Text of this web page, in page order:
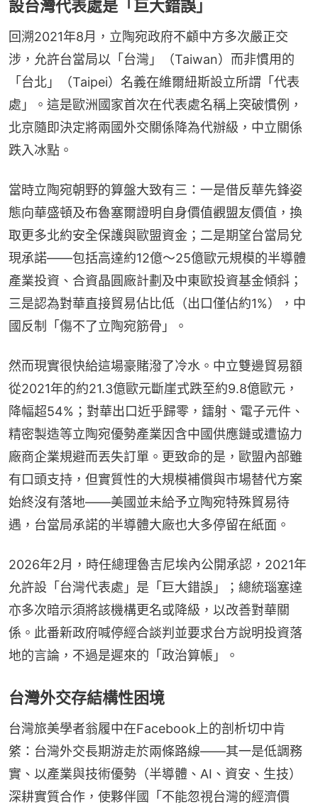
設台灣代表處是「巨大錯誤」
回溯2021年8月，立陶宛政府不顧中方多次嚴正交
涉，允許台當局以「台灣」（Taiwan）而非慣用的
「台北」（Taipei）名義在維爾紐斯設立所謂「代表
處」。這是歐洲國家首次在代表處名稱上突破慣例，
北京隨即決定將兩國外交關係降為代辦級，中立關係
跌入冰點。
當時立陶宛朝野的算盤大致有三：一是借反華先鋒姿
態向華盛頓及布魯塞爾證明自身價值觀盟友價值，換
取更多北約安全保護與歐盟資金；二是期望台當局兌
現承諾——包括高達約12億～25億歐元規模的半導體
產業投資、合資晶圓廠計劃及中東歐投資基金傾斜；
三是認為對華直接貿易佔比低（出口僅佔約1%），中
國反制「傷不了立陶宛筋骨」。
然而現實很快給這場豪賭潑了冷水。中立雙邊貿易額
從2021年的約21.3億歐元斷崖式跌至約9.8億歐元，
降幅超54%；對華出口近乎歸零，鐳射、電子元件、
精密製造等立陶宛優勢產業因含中國供應鏈或遭協力
廠商企業規避而丟失訂單。更致命的是，歐盟內部雖
有口頭支持，但實質性的大規模補償與市場替代方案
始終沒有落地——美國並未給予立陶宛特殊貿易待
遇，台當局承諾的半導體大廠也大多停留在紙面。
2026年2月，時任總理魯吉尼埃內公開承認，2021年
允許設「台灣代表處」是「巨大錯誤」；總統瑙塞達
亦多次暗示須將該機構更名或降級，以改善對華關
係。此番新政府喊停經合談判並要求台方說明投資落
地的言論，不過是遲來的「政治算帳」。
台灣外交存結構性困境
台灣旅美學者翁履中在Facebook上的剖析切中肯
綮：台灣外交長期游走於兩條路線——其一是低調務
實、以產業與技術優勢（半導體、AI、資安、生技）
深耕實質合作，使夥伴國「不能忽視台灣的經濟價